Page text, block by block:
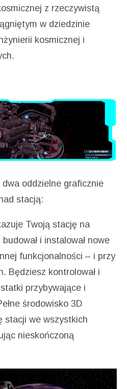
z rzeczywistą
w dziedzinie
kosmicznej i
dwa oddzielne graficznie
stacją:
Twoją stację na
i instalował nowe
funkcjonalności – i przy
Będziesz kontrolował i
przybywające i
środowisko 3D
stacji we wszystkich
nieskończoną